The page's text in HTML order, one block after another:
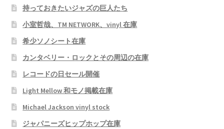
持っておきたいジャズの巨人たち
小室哲哉、TM NETWORK、vinyl 在庫
希少ソノシート在庫
カンタベリー・ロックとその周辺の在庫
レコードの日セール開催
Light Mellow 和モノ掲載在庫
Michael Jackson vinyl stock
ジャパニーズヒップホップ在庫